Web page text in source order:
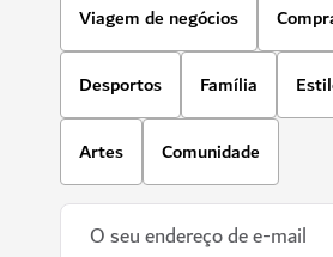
Viagem de negócios
Desportos Família
Artes Comunidade